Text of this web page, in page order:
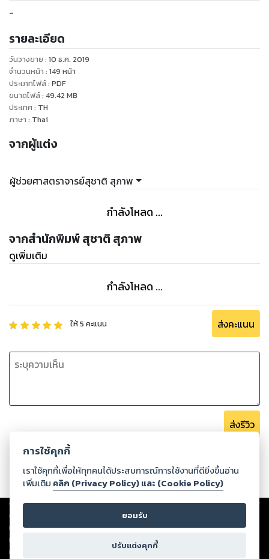
-
รายละเอียด
วันวางขาย : 10 ธ.ค. 2019
จำนวนหน้า : 149 หน้า
ประเภทไฟล์: PDF
ขนาดไฟล์: 49.42 MB
ประเทศ: TH
ภาษา : Thai
จากผู้แต่ง
ผู้ช่วยศาสตราจารย์สุชาติ สุภาพ
กำลังโหลด ...
จากสำนักพิมพ์ สุชาติ สุภาพ
ดูเพิ่มเติม
กำลังโหลด ...
ให้5 คะแนน ส่งคะแนน
ส่งรีวิว
Copyright ©2026Storylog Co., Ltd. - สตอรี่ล็อกขอสงวนสิทธิ์ไม่รับผิดชอบ
ต่อผลงานหรือเนื้อหาใดที่อัปโหลดผ่านเว็บไซต์และปรากฏว่าละเมิดสิทธิใน
ทรัพย์สินทางปัญญาของบุคคลอื่นหรือขัดต่อกฎหมายและศีลธรรม ดังนั้น ผู้อ่าน
ทุกท่านโปรดใช้วิจารณญาณในการกลั่นกรองด้วยตนเอง และหากท่านพบว่าส่วน
หนึ่งส่วนใดขัดต่อกฎหมายและศีลธรรม กรุณาแจ้งมายังบริษัท เพื่อทีมงานจะได้
การใช้คุกกี้
เราใช้คุกกี้เพื่อให้ทุกคนได้ประสบการณ์การใช้งานที่ดียิ่งขึ้นอ่าน
เพิ่มเติม คลิก (Privacy Policy) และ (Cookie Policy)
ยอมรับ
ปรับแต่งคุกกี้